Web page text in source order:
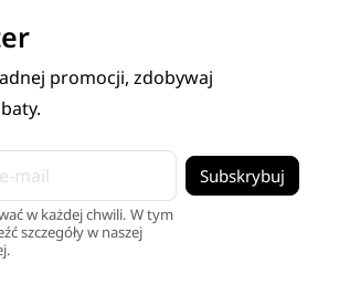
promocji, zdobywaj
w każdej chwili. W tym
szczegóły w naszej